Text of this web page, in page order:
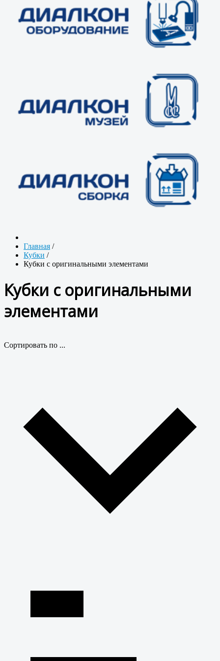
Главная /
Кубки /
Кубки с оригинальными элементами
Кубки с оригинальными
элементами
Сортировать по ...